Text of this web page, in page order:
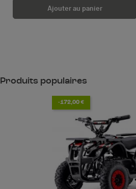
Ajouter au panier
Produits populaires
-172,00 €